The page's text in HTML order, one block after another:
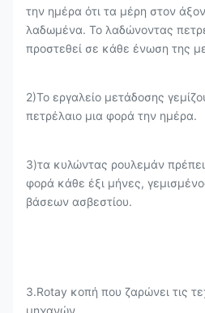
την ημέρα ότι τα μέρη στον
λαδωμένα. Το λαδώνοντας
προστεθεί σε κάθε ένωση της
2)Το εργαλείο μετάδοσης
πετρέλαιο μια φορά την ημέρα.
3)τα κυλώντας ρουλεμάν
φορά κάθε έξι μήνες,
βάσεων ασβεστίου.
3.Rotay κοπή που ζαρώνει τις
μηχανών